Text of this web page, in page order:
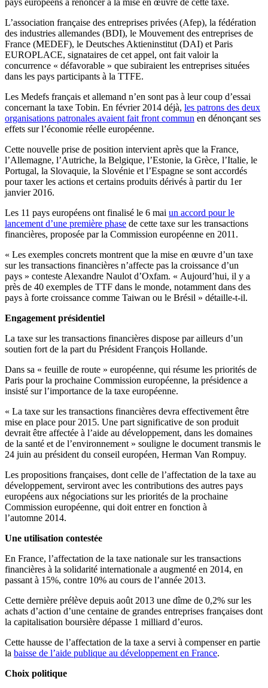
pays européens à renoncer à la mise en œuvre de cette taxe.
L’association française des entreprises privées (Afep), la fédération
des industries allemandes (BDI), le Mouvement des entreprises de
France (MEDEF), le Deutsches Aktieninstitut (DAI) et Paris
EUROPLACE, signataires de cet appel, ont fait valoir la
concurrence « défavorable » que subiraient les entreprises situées
dans les pays participants à la TTFE.
Les Medefs français et allemand n’en sont pas à leur coup d’essai
concernant la taxe Tobin. En février 2014 déjà, les patrons des deux
organisations patronales avaient fait front commun en dénonçant ses
effets sur l’économie réelle européenne.
Cette nouvelle prise de position intervient après que la France,
l’Allemagne, l’Autriche, la Belgique, l’Estonie, la Grèce, l’Italie, le
Portugal, la Slovaquie, la Slovénie et l’Espagne se sont accordés
pour taxer les actions et certains produits dérivés à partir du 1er
janvier 2016.
Les 11 pays européens ont finalisé le 6 mai un accord pour le
lancement d’une première phase de cette taxe sur les transactions
financières, proposée par la Commission européenne en 2011.
« Les exemples concrets montrent que la mise en œuvre d’un taxe
sur les transactions financières n’affecte pas la croissance d’un
pays » conteste Alexandre Naulot d’Oxfam. « Aujourd’hui, il y a
près de 40 exemples de TTF dans le monde, notamment dans des
pays à forte croissance comme Taiwan ou le Brésil » détaille-t-il.
Engagement présidentiel
La taxe sur les transactions financières dispose par ailleurs d’un
soutien fort de la part du Président François Hollande.
Dans sa « feuille de route » européenne, qui résume les priorités de
Paris pour la prochaine Commission européenne, la présidence a
insisté sur l’importance de la taxe européenne.
« La taxe sur les transactions financières devra effectivement être
mise en place pour 2015. Une part significative de son produit
devrait être affectée à l’aide au développement, dans les domaines
de la santé et de l’environnement » souligne le document transmis le
24 juin au président du conseil européen, Herman Van Rompuy.
Les propositions françaises, dont celle de l’affectation de la taxe au
développement, serviront avec les contributions des autres pays
européens aux négociations sur les priorités de la prochaine
Commission européenne, qui doit entrer en fonction à
l’automne 2014.
Une utilisation contestée
En France, l’affectation de la taxe nationale sur les transactions
financières à la solidarité internationale a augmenté en 2014, en
passant à 15%, contre 10% au cours de l’année 2013.
Cette dernière prélève depuis août 2013 une dîme de 0,2% sur les
achats d’action d’une centaine de grandes entreprises françaises dont
la capitalisation boursière dépasse 1 milliard d’euros.
Cette hausse de l’affectation de la taxe a servi à compenser en partie
la baisse de l’aide publique au développement en France.
Choix politique